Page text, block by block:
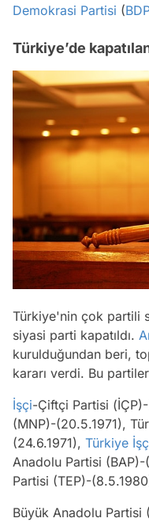
Demokrasi Partisi (
Türkiye’de
Türkiye'nin çok partili
siyasi parti kapatıldı.
kurulduğundan beri,
kararı verdi. Bu
İşçi-Çiftçi Partisi
(MNP)-(20.5.1971),
(24.6.1971), Türkiye
Anadolu Partisi (BAP)-
Partisi (TEP)-
Büyük Anadolu Partisi